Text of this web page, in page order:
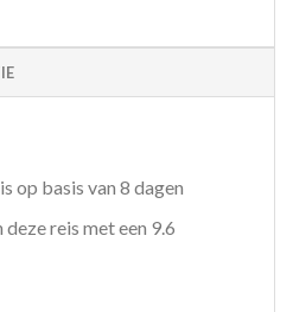
op basis van 8 dagen
reis met een 9.6